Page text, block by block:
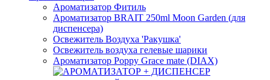
Ароматизатор Фитиль
Ароматизатор BRAIT 250ml Moon Garden (для
диспенсера)
Освежитель Воздуха 'Ракушка'
Освежитель воздуха гелевые шарики
Ароматизатор Poppy Grace mate (DIAX)